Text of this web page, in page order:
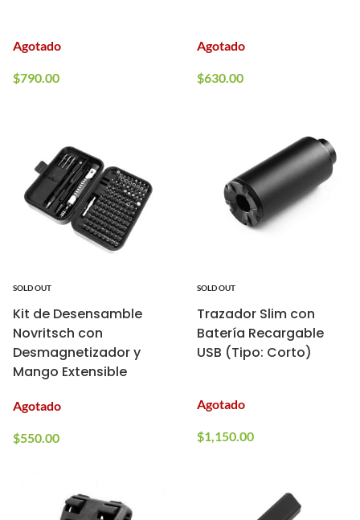
Agotado
$790.00
Agotado
$630.00
SOLD OUT
Kit de Desensamble
Novritsch con
Desmagnetizador y
Mango Extensible
Agotado
$550.00
SOLD OUT
Trazador Slim con
Batería Recargable
USB (Tipo: Corto)
Agotado
$1,150.00